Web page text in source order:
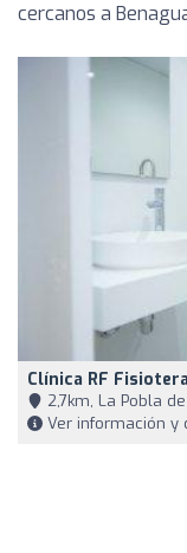
cercanos a
Clínica RF
2,7km, La Pobla
Ver información y